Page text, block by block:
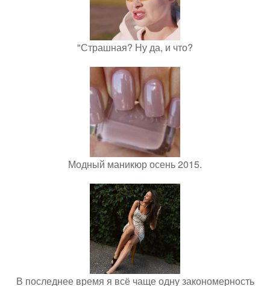
"Страшная? Ну да, и что?
Модный маникюр осень 2015.
В последнее время я всё чаще одну закономерность